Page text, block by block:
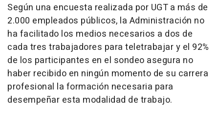
Según una encuesta realizada por UGT a más de
2.000 empleados públicos, la Administración no
ha facilitado los medios necesarios a dos de
cada tres trabajadores para teletrabajar y el 92%
de los participantes en el sondeo asegura no
haber recibido en ningún momento de su carrera
profesional la formación necesaria para
desempeñar esta modalidad de trabajo.